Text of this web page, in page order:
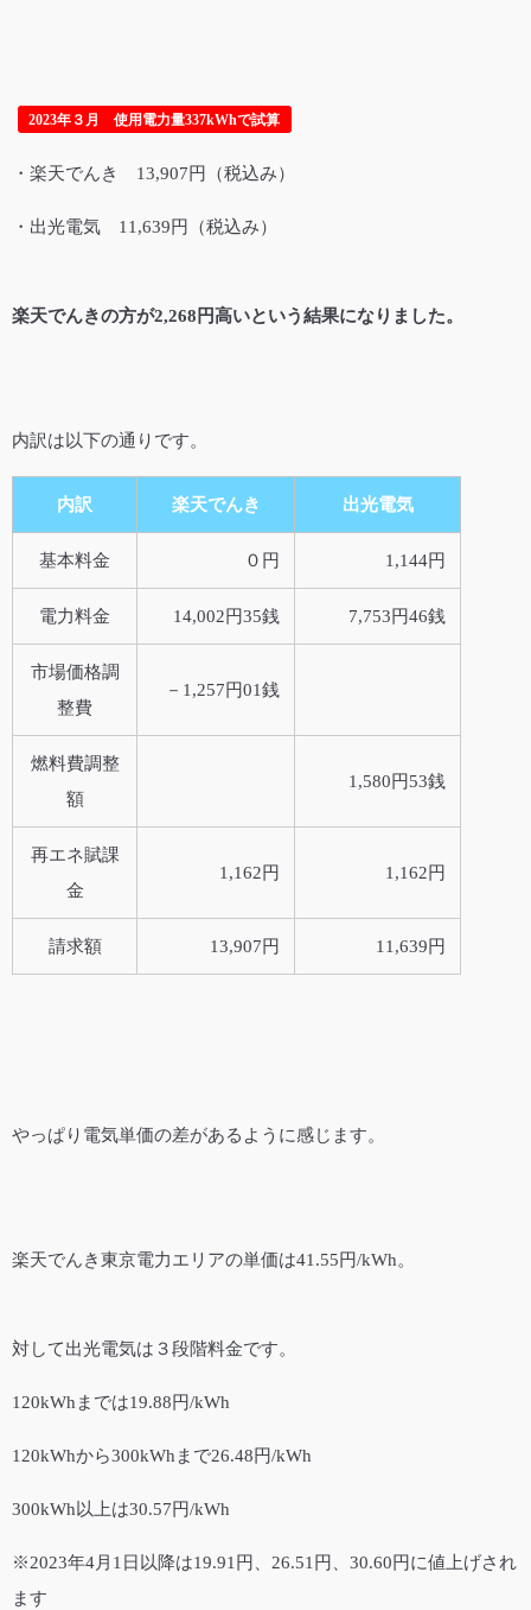
2023年３月 使用電力量337kWhで試算
・楽天でんき 13,907円（税込み）
・出光電気 11,639円（税込み）
楽天でんきの方が2,268円高いという結果になりました。
内訳は以下の通りです。
内訳 楽天でんき 出光電気
基本料金 ０円 1,144円
電力料金 14,002円35銭 7,753円46銭
市場価格調
整費
－1,257円01銭
燃料費調整
額
1,580円53銭
再エネ賦課
金
1,162円 1,162円
請求額 13,907円 11,639円
やっぱり電気単価の差があるように感じます。
楽天でんき東京電力エリアの単価は41.55円/kWh。
対して出光電気は３段階料金です。
120kWhまでは19.88円/kWh
120kWhから300kWhまで26.48円/kWh
300kWh以上は30.57円/kWh
※2023年4月1日以降は19.91円、26.51円、30.60円に値上げされ
ます